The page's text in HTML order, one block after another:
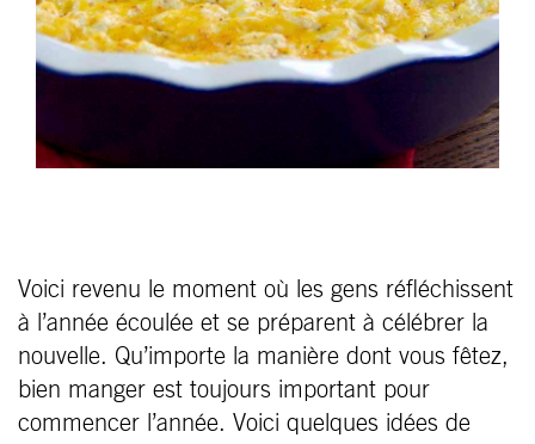
Voici revenu le moment où les gens réfléchissent
à l’année écoulée et se préparent à célébrer la
nouvelle. Qu’importe la manière dont vous fêtez,
bien manger est toujours important pour
commencer l’année. Voici quelques idées de